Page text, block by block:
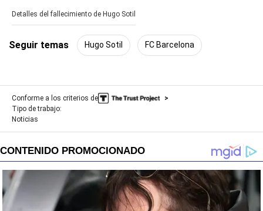
of
52
seconds
Detalles del fallecimiento de Hugo Sotil
Seguir temas Hugo Sotil FC Barcelona
Conforme a los criterios de
Tipo de trabajo:
Noticias